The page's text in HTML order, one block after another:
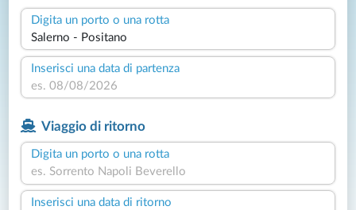
Digita un porto o una rotta
Inserisci una data di partenza
Viaggio di ritorno
Digita un porto o una rotta
Inserisci una data di ritorno